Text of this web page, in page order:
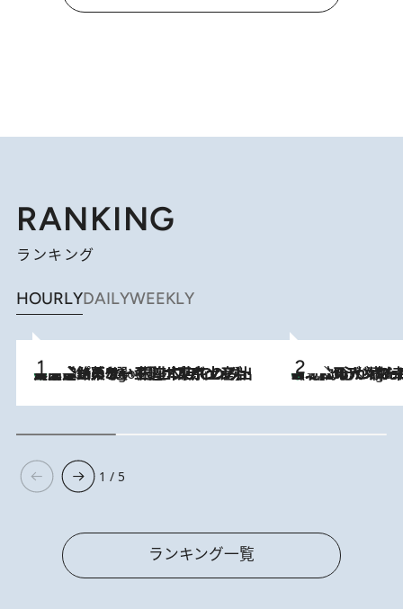
RANKING
ランキング
HOURLYDAILYWEEKLY
2 Hours Ago
【間違いのない王道・東京土産】資生堂パーラー 銀座本店でのみ出会える銘菓5選《極上プディング・濃厚チーズケーキ・ボンボンショコラほか》 2 Hours Ago
《北欧の人々の幸福度が高いのは…》元デンマーク親善大使が出会った“心が満たされる暮らし”「いいかげんにヒュッゲしなさい！」
1 / 5
ランキング一覧